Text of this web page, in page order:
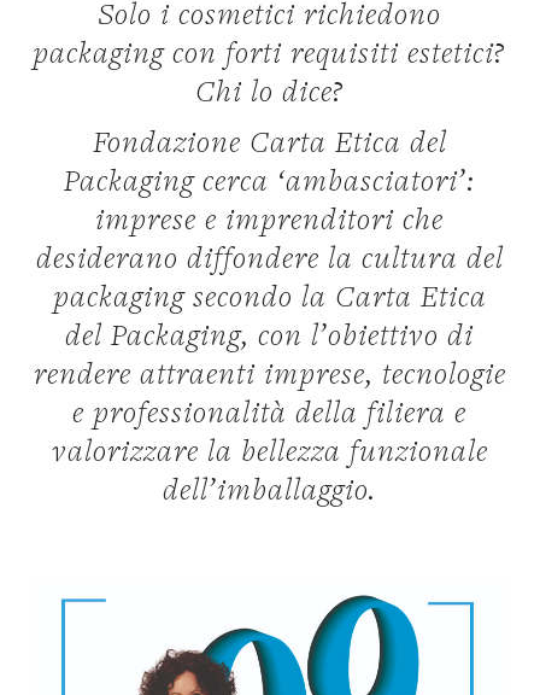
Solo i cosmetici richiedono
packaging con forti requisiti estetici?
Chi lo dice?
Fondazione Carta Etica del
Packaging cerca ‘ambasciatori’:
imprese e imprenditori che
desiderano diffondere la cultura del
packaging secondo la Carta Etica
del Packaging, con l’obiettivo di
rendere attraenti imprese, tecnologie
e professionalità della filiera e
valorizzare la bellezza funzionale
dell’imballaggio.